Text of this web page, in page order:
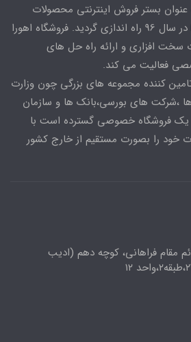
عنوان بستر فروش اینترنتی محصولات
در سال 96 راه اندازی گردید. فروشگاه اهورا
سخت افزاری و ارائه راه حل های
فعالیت می کند.
کننده مجموعه های بزرگی چون وزارت
ها ،شرکت های بورسی،بانک ها و سازمان
یک فروشگاه خصوصی گسترده است با
خود را بصورت مستقیم از خارج کشور
مقام فراهانی، کوچه دهم (ادیب